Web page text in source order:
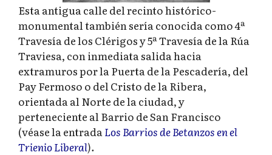
Esta antigua calle del recinto histórico-
monumental también sería conocida como 4ª
Travesía de los Clérigos y 5ª Travesía de la Rúa
Traviesa, con inmediata salida hacia
extramuros por la Puerta de la Pescadería, del
Pay Fermoso o del Cristo de la Ribera,
orientada al Norte de la ciudad, y
perteneciente al Barrio de San Francisco
(véase la entrada Los Barrios de Betanzos en el
Trienio Liberal).